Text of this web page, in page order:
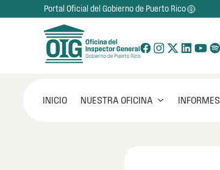
Portal Oficial del Gobierno de Puerto Rico
INICIO NUESTRA OFICINA  INFORMES